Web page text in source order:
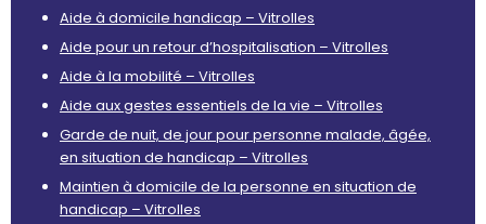
Aide à domicile handicap – Vitrolles
Aide pour un retour d’hospitalisation – Vitrolles
Aide à la mobilité – Vitrolles
Aide aux gestes essentiels de la vie – Vitrolles
Garde de nuit, de jour pour personne malade, âgée,
en situation de handicap – Vitrolles
Maintien à domicile de la personne en situation de
handicap – Vitrolles